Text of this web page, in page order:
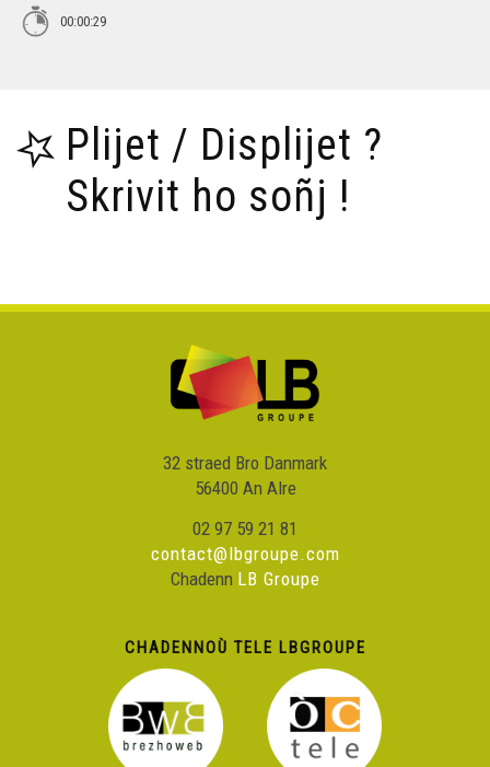
Tañva Anv ar Rozenn - stumm 9:16 - VBSTF
Tañva Anv ar Rozenn - stumm 9:16 - VBSTB
00:00:29
Plijet / Displijet ?
Skrivit ho soñj !
32 straed Bro Danmark
56400 An Alre
02 97 59 21 81
contact@lbgroupe.com
Chadenn LB Groupe
CHADENNOÙ TELE LBGROUPE